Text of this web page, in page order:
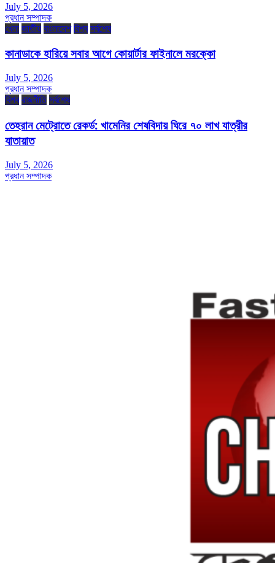
July 5, 2026
প্রধান সম্পাদক
খেলা জাতীয় বাংলাদেশ বিশ্ব সর্বশেষ
কানাডাকে হারিয়ে সবার আগে কোয়ার্টার ফাইনালে মরক্কো
July 5, 2026
প্রধান সম্পাদক
বিশ্ব রাজনীতি সর্বশেষ
তেহরান মেট্রোতে রেকর্ড: খামেনির শেষবিদায় ঘিরে ৭০ লাখ যাত্রীর
যাতায়াত
July 5, 2026
প্রধান সম্পাদক